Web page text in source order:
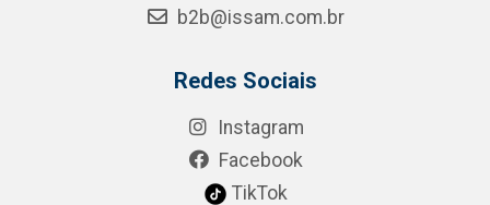
b2b@issam.com.br
Redes Sociais
Instagram
Facebook
TikTok